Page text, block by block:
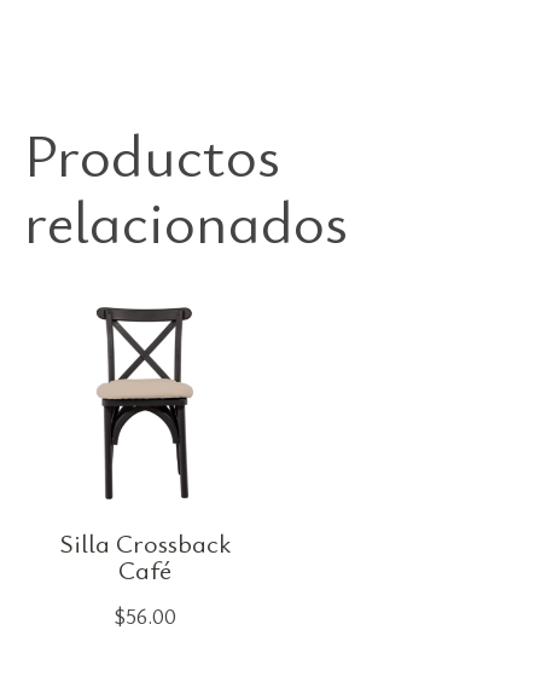
Productos
relacionados
Silla Crossback
Café
$56.00